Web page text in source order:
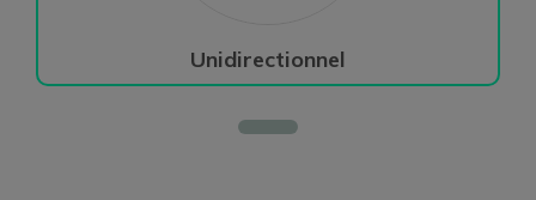
Unidirectionnel